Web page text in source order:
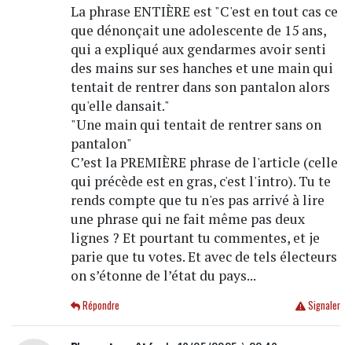
La phrase ENTIÈRE est "C'est en tout cas ce
que dénonçait une adolescente de 15 ans,
qui a expliqué aux gendarmes avoir senti
des mains sur ses hanches et une main qui
tentait de rentrer dans son pantalon alors
qu'elle dansait."
"Une main qui tentait de rentrer sans on
pantalon"
C’est la PREMIÈRE phrase de l'article (celle
qui précède est en gras, c'est l'intro). Tu te
rends compte que tu n'es pas arrivé à lire
une phrase qui ne fait même pas deux
lignes ? Et pourtant tu commentes, et je
parie que tu votes. Et avec de tels électeurs
on s’étonne de l’état du pays...
Signaler
Répondre